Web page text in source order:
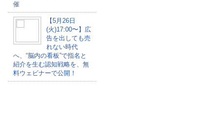
催
【5月26日
(火)17:00〜】広
告を出しても売
れない時代
へ、“脳内の看板”で指名と
紹介を生む認知戦略を、無
料ウェビナーで公開！